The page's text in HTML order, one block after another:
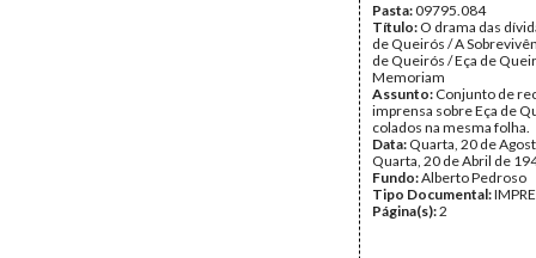
Pasta:09795.084
Título: O drama das
de Queirós / A
de Queirós / Eça de
Memoriam
Assunto: Conjunto de
imprensa sobre Eça de
colados na mesma folha.
Data: Quarta, 20 de
Quarta, 20 de Abril de
Fundo:Alberto Pedroso
Tipo Documental:
Página(s):2